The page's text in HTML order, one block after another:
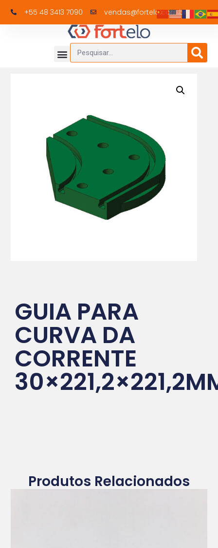
+55 48 3413 7090 vendas@fortelo.com.br
GUIA PARA
CURVA DA
CORRENTE
Produtos Relacionados